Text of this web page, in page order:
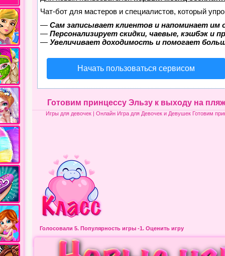
Чат-бот для мастеров и специалистов, который
— Сам записывает клиентов и напоминает им
— Персонализирует скидки, чаевые, кэшбэк и
— Увеличивает доходимость и помогает
Начать пользоваться сервисом
Готовим принцессу Эльзу к выходу на пляж
Игры для девочек| Онлайн Игра для Девочек и Девушек Готовим
Голосовали 5. Популярность игры -1. Оценить игру